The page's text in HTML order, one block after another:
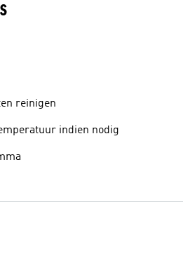
reinigen
indien nodig